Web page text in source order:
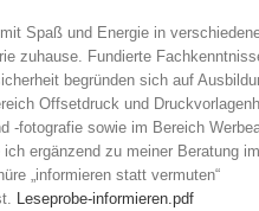
Spaß und Energie in
zuhause. Fundierte
begründen sich auf
Offsetdruck und
-fotografie sowie im Bereich
ergänzend zu meiner Beratung
„informieren statt vermuten“
Leseprobe-informieren.pdf